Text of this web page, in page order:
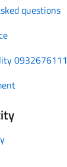
questions
0932676111